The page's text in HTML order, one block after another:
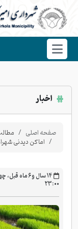
اخبار
صفحه اصلی
اماکن دیدنی
۲۳:۰۰